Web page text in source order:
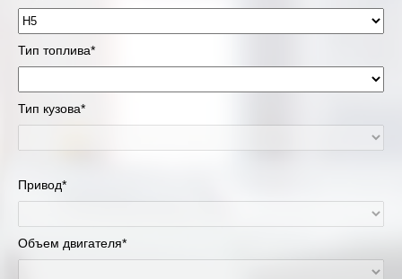
Тип топлива*
Тип кузова*
Привод*
Объем двигателя*